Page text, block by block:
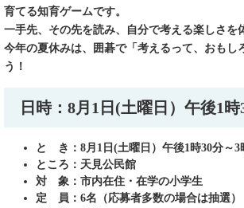
育てる知育ゲームです。
一手先、その先を読み、自分で考える楽しさを
今年の夏休みは、囲碁で「考えるって、おもし
う！​
日時：8月1日(土曜日）午後1
と き：8月1日(土曜日）午後1時30分～3
ところ：天見公民館
対 象：市内在住・在学の小学生
定 員：6名（応募者多数の場合は抽選）